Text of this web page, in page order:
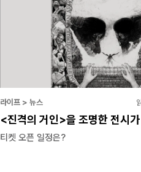
라이프 > 뉴스
<진격의 거인>을 조명한 전시
티켓 오픈 일정은?